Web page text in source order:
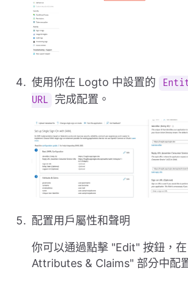
使用你在 Logto 中設置的
URL
完成配置。
配置用戶屬性和聲明
你可以通過點擊 "Edit" 按鈕，
Attributes & Claims" 部分中配